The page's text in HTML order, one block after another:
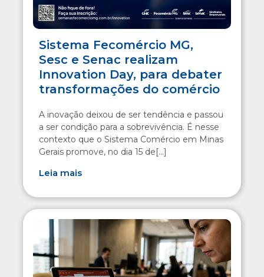
Sistema Fecomércio MG,
Sesc e Senac realizam
Innovation Day, para debater
transformações do comércio
A inovação deixou de ser tendência e passou
a ser condição para a sobrevivência. É nesse
contexto que o Sistema Comércio em Minas
Gerais promove, no dia 15 de[...]
Leia mais